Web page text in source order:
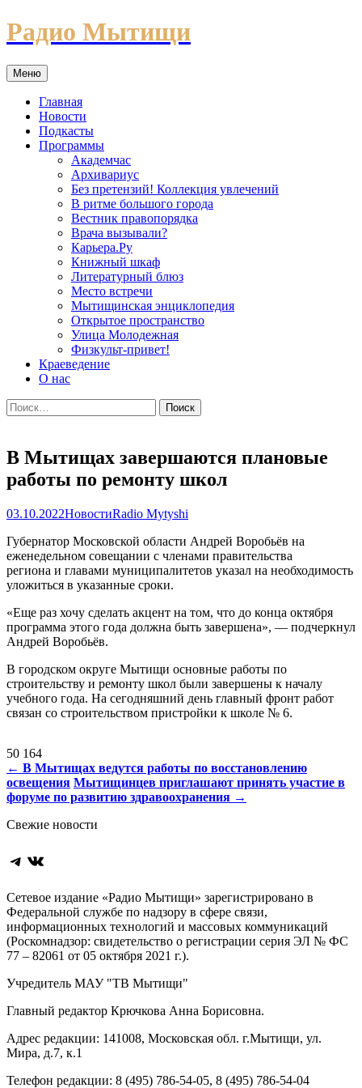
Перейти
к
Радио Мытищи
Меню
Главная
Новости
Подкасты
Программы
Академчас
Архивариус
Без претензий! Коллекция увлечений
В ритме большого города
Вестник правопорядка
Врача вызывали?
Карьера.Ру
Книжный шкаф
Литературный блюз
Место встречи
Мытищинская энциклопедия
Открытое пространство
Улица Молодежная
Физкульт-привет!
Краеведение
О нас
Найти:
В Мытищах завершаются плановые
работы по ремонту школ
03.10.2022НовостиRadio Mytyshi
Губернатор Московской области Андрей Воробьёв на
еженедельном совещании с членами правительства
региона и главами муниципалитетов указал на необходимость
уложиться в указанные сроки.
«Еще раз хочу сделать акцент на том, что до конца октября
программа этого года должна быть завершена», — подчеркнул
Андрей Воробьёв.
В городском округе Мытищи основные работы по
строительству и ремонту школ были завершены к началу
учебного года. На сегодняшний день главный фронт работ
связан со строительством пристройки к школе № 6.
50 164
Навигация
по
← В Мытищах ведутся работы по восстановлению
освещения Мытищинцев приглашают принять участие в
форуме по развитию здравоохранения →
Свежие новости
Telegram
ВКонтакте
Сетевое издание «Радио Мытищи» зарегистрировано в
Федеральной службе по надзору в сфере связи,
информационных технологий и массовых коммуникаций
(Роскомнадзор: свидетельство о регистрации серия ЭЛ № ФС
77 – 82061 от 05 октября 2021 г.).
Учредитель МАУ "ТВ Мытищи"
Главный редактор Крючкова Анна Борисовна.
Адрес редакции: 141008, Московская обл. г.Мытищи, ул.
Мира, д.7, к.1
Телефон редакции: 8 (495) 786-54-05, 8 (495) 786-54-04